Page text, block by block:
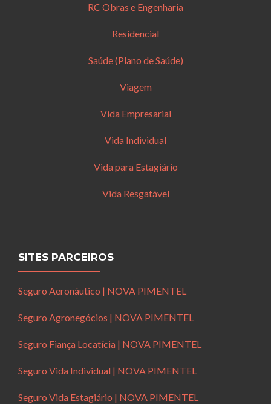
RC Obras e Engenharia
Residencial
Saúde (Plano de Saúde)
Viagem
Vida Empresarial
Vida Individual
Vida para Estagiário
Vida Resgatável
SITES PARCEIROS
Seguro Aeronáutico | NOVA PIMENTEL
Seguro Agronegócios | NOVA PIMENTEL
Seguro Fiança Locatícia | NOVA PIMENTEL
Seguro Vida Individual | NOVA PIMENTEL
Seguro Vida Estagiário | NOVA PIMENTEL